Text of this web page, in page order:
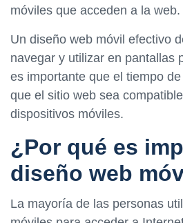
móviles que acceden a la web.
Un diseño web móvil efectivo
navegar y utilizar en pantallas
es importante que el tiempo
que el sitio web sea
dispositivos móviles.
¿Por qué es
diseño web
La mayoría de las personas